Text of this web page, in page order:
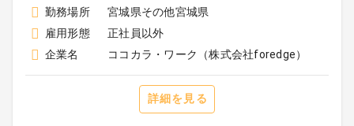
勤務場所
宮城県その他宮城県
雇用形態
正社員以外
企業名
ココカラ・ワーク（株式会社foredge）
詳細を見る